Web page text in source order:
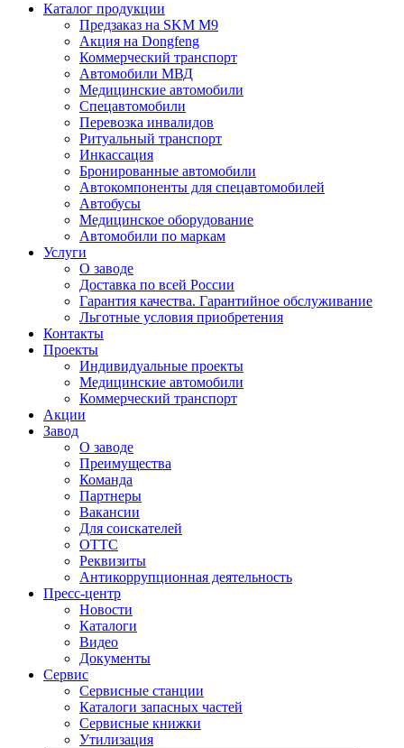
Каталог продукции
Предзаказ на SKM M9
Акция на Dongfeng
Коммерческий транспорт
Автомобили МВД
Медицинские автомобили
Спецавтомобили
Перевозка инвалидов
Ритуальный транспорт
Инкассация
Бронированные автомобили
Автокомпоненты для спецавтомобилей
Автобусы
Медицинское оборудование
Автомобили по маркам
Услуги
О заводе
Доставка по всей России
Гарантия качества. Гарантийное обслуживание
Льготные условия приобретения
Контакты
Проекты
Индивидуальные проекты
Медицинские автомобили
Коммерческий транспорт
Акции
Завод
О заводе
Преимущества
Команда
Партнеры
Вакансии
Для соискателей
ОТТС
Реквизиты
Антикоррупционная деятельность
Пресс-центр
Новости
Каталоги
Видео
Документы
Сервис
Сервисные станции
Каталоги запасных частей
Сервисные книжки
Утилизация